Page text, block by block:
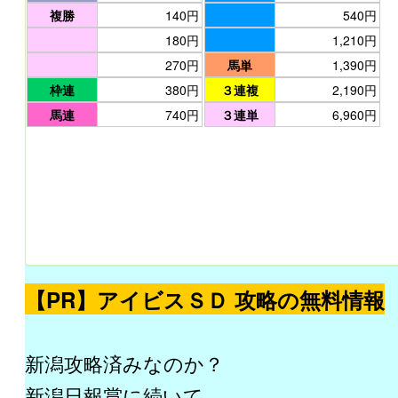
複勝
140円
180円
270円
枠連
380円
馬連
740円
540円
1,210円
馬単
1,390円
３連複
2,190円
３連単
6,960円
【PR】アイビスＳＤ 攻略の無料情報
新潟攻略済みなのか？